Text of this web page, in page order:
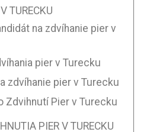
TURECKU
na zdvíhanie pier v
pier v Turecku
zdvíhanie pier v Turecku
Zdvihnutí Pier v Turecku
PIER V TURECKU